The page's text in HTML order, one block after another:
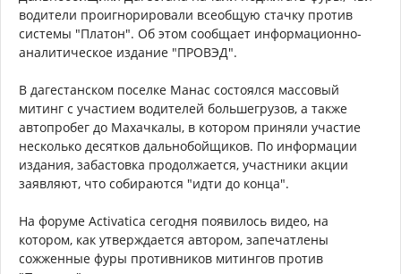
водители проигнорировали всеобщую стачку против
системы "Платон". Об этом сообщает информационно-
аналитическое издание "ПРОВЭД".
В дагестанском поселке Манас состоялся массовый
митинг с участием водителей большегрузов, а также
автопробег до Махачкалы, в котором приняли участие
несколько десятков дальнобойщиков. По информации
издания, забастовка продолжается, участники акции
заявляют, что собираются "идти до конца".
На форуме Activatica сегодня появилось видео, на
котором, как утверждается автором, запечатлены
сожженные фуры противников митингов против